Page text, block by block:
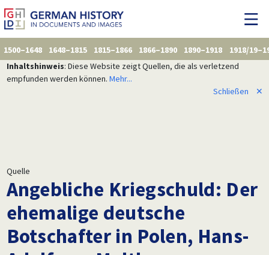
1500–1648 1648–1815 1815–1866 1866–1890 1890–1918
1918/
Inhaltshinweis: Diese Website zeigt Quellen, die als verletzend
empfunden werden können. Mehr...
Schließen
✕
Quelle
Angebliche Kriegschuld: Der
ehemalige deutsche
Botschafter in Polen, Hans-